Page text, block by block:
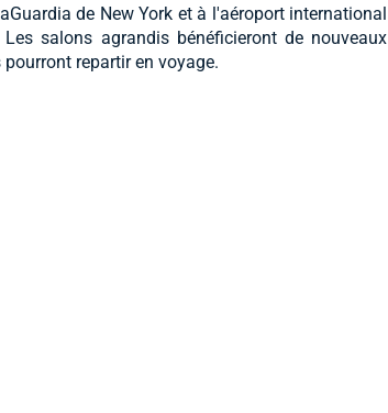
de New York et à l'aéroport international
salons agrandis bénéficieront de nouveaux
repartir en voyage.